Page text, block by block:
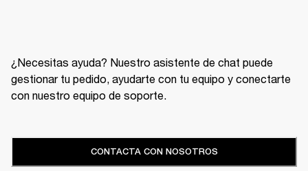
¿Necesitas ayuda? Nuestro asistente de chat puede
gestionar tu pedido, ayudarte con tu equipo y conectarte
con nuestro equipo de soporte.
CONTACTA CON NOSOTROS